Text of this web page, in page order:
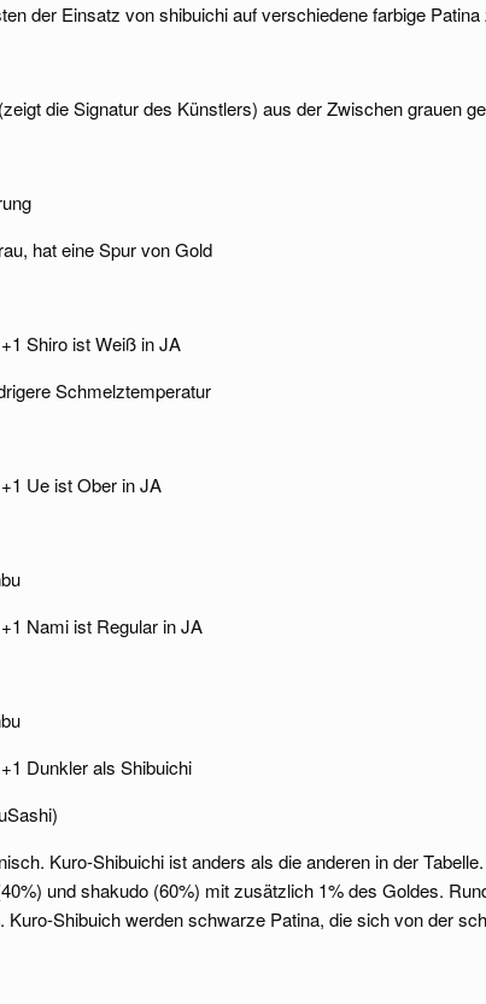
der Einsatz von shibuichi auf verschiedene farbige
die Signatur des Künstlers) aus der Zwischen grauen
hat eine Spur von Gold
Shiro ist Weiß in JA
Schmelztemperatur
Ue ist Ober in JA
Nami ist Regular in JA
Dunkler als Shibuichi
Kuro-Shibuichi ist anders als die anderen in der
und shakudo (60%) mit zusätzlich 1% des Goldes.
Kuro-Shibuich werden schwarze Patina, die sich von der